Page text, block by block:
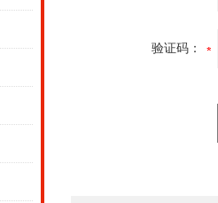
验证码：